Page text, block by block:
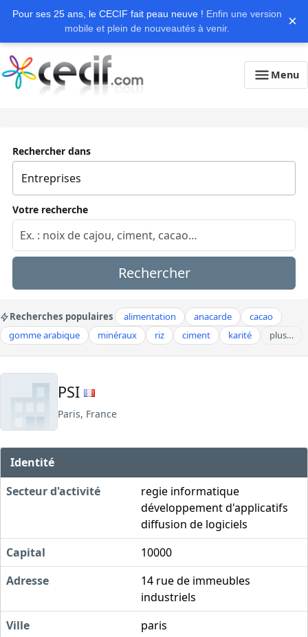
Pour ses 25 ans, le CECIF fait peau neuve ! Enfin une version
mobile et plein de nouveautés à venir.
×
Menu
Rechercher dans
Votre recherche
Rechercher
Recherches populaires alimentation anacarde
cacao
gomme arabique
minéraux riz ciment karité plus…
PSI
Paris, France
Identité
Secteur d'activité
regie informatique
développement d'applicatifs
diffusion de logiciels
Capital
10000
Adresse
14 rue de immeubles
industriels
Ville
paris